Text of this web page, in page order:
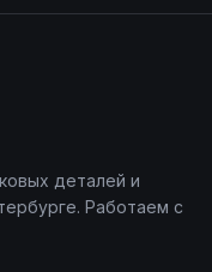
деталей и
Работаем с